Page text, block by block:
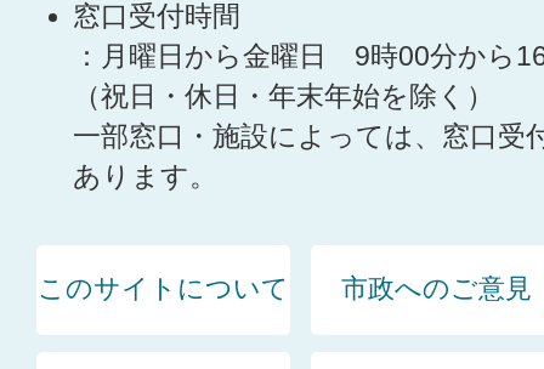
窓口受付時間
：月曜日から金曜日 9時00分から
（祝日・休日・年末年始を除く）
一部窓口・施設によっては、窓口受
あります。
このサイトについて 市政へのご意見